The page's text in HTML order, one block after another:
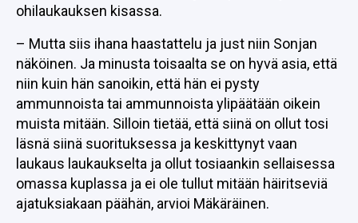
ohilaukauksen kisassa.
– Mutta siis ihana haastattelu ja just niin Sonjan
näköinen. Ja minusta toisaalta se on hyvä asia, että
niin kuin hän sanoikin, että hän ei pysty
ammunnoista tai ammunnoista ylipäätään oikein
muista mitään. Silloin tietää, että siinä on ollut tosi
läsnä siinä suorituksessa ja keskittynyt vaan
laukaus laukaukselta ja ollut tosiaankin sellaisessa
omassa kuplassa ja ei ole tullut mitään häiritseviä
ajatuksiakaan päähän, arvioi Mäkäräinen.